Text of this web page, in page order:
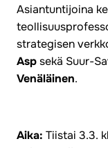
Asiantuntijoina
strategisen
Aspsekä Suur-
Venäläinen.
Aika: Tiistai 3.3.